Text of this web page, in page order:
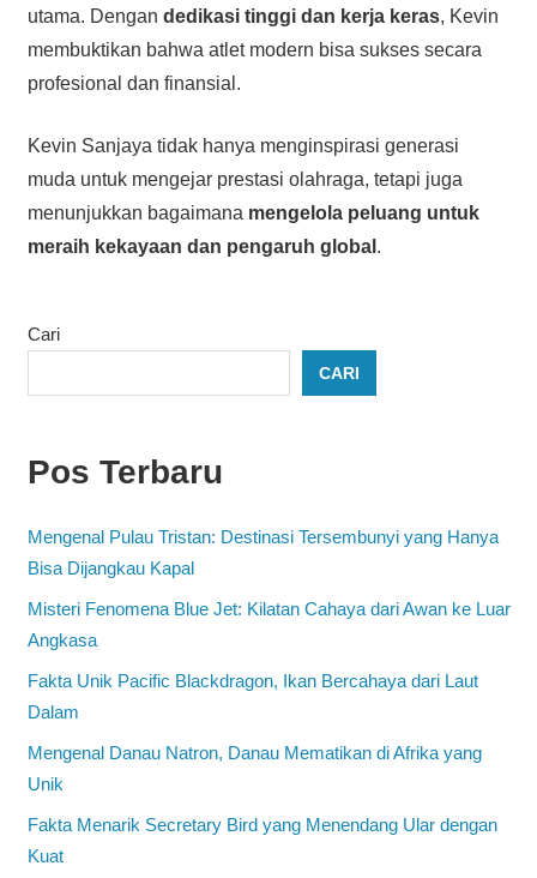
utama. Dengan dedikasi tinggi dan kerja keras, Kevin
membuktikan bahwa atlet modern bisa sukses secara
profesional dan finansial.
Kevin Sanjaya tidak hanya menginspirasi generasi
muda untuk mengejar prestasi olahraga, tetapi juga
menunjukkan bagaimana mengelola peluang untuk
meraih kekayaan dan pengaruh global .
Cari
CARI
Pos Terbaru
Mengenal Pulau Tristan: Destinasi Tersembunyi yang Hanya
Bisa Dijangkau Kapal
Misteri Fenomena Blue Jet: Kilatan Cahaya dari Awan ke Luar
Angkasa
Fakta Unik Pacific Blackdragon, Ikan Bercahaya dari Laut
Dalam
Mengenal Danau Natron, Danau Mematikan di Afrika yang
Unik
Fakta Menarik Secretary Bird yang Menendang Ular dengan
Kuat